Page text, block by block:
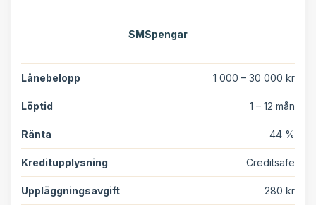
SMSpengar
Lånebelopp 1 000 – 30 000 kr
Löptid 1 – 12 mån
Ränta 44 %
Kreditupplysning Creditsafe
Uppläggningsavgift 280 kr